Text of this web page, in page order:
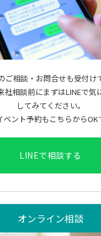
ご相談・お問合せも受付け
社相談前にまずはLINEで気
してみてください。
ベント予約もこちらからOK
LINEで相談する
オンライン相談